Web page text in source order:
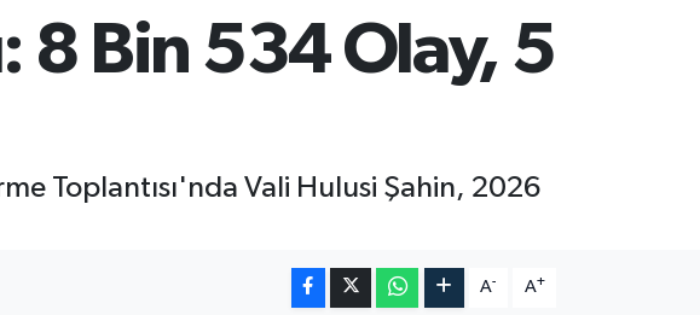
8 Bin 534 Olay, 5
Toplantısı'nda Vali Hulusi Şahin, 2026
A- A+